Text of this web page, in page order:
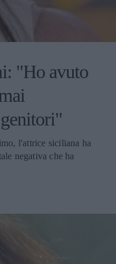
"Ho avuto
l'attrice siciliana ha
negativa che ha